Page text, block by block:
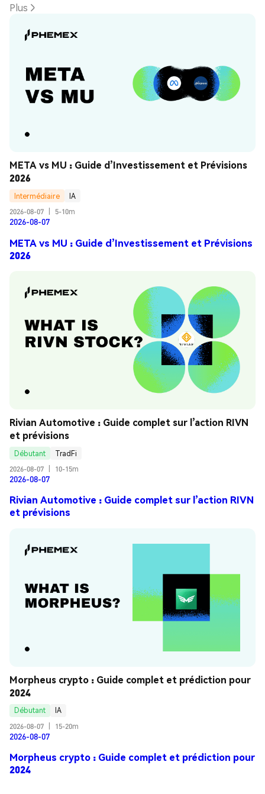
Plus
META vs MU : Guide d’Investissement et Prévisions
2026
Intermédiaire
IA
2026-08-07
5-10m
2026-08-07
META vs MU : Guide d’Investissement et Prévisions
2026
Rivian Automotive : Guide complet sur l’action RIVN
et prévisions
Débutant
TradFi
2026-08-07
10-15m
2026-08-07
Rivian Automotive : Guide complet sur l’action RIVN
et prévisions
Morpheus crypto : Guide complet et prédiction pour
2024
Débutant
IA
2026-08-07
15-20m
2026-08-07
Morpheus crypto : Guide complet et prédiction pour
2024